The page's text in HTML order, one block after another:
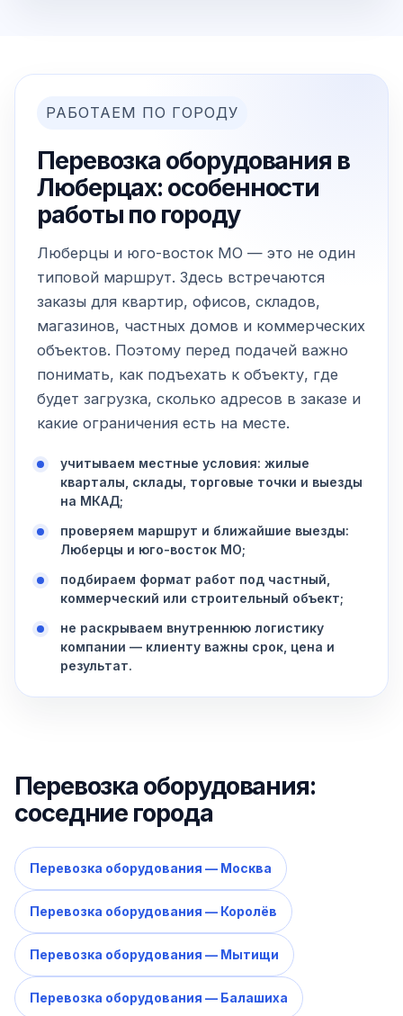
РАБОТАЕМ ПО ГОРОДУ
Перевозка оборудования в
Люберцах: особенности
работы по городу
Люберцы и юго-восток МО — это не один
типовой маршрут. Здесь встречаются
заказы для квартир, офисов, складов,
магазинов, частных домов и коммерческих
объектов. Поэтому перед подачей важно
понимать, как подъехать к объекту, где
будет загрузка, сколько адресов в заказе и
какие ограничения есть на месте.
учитываем местные условия: жилые
кварталы, склады, торговые точки и выезды
на МКАД;
проверяем маршрут и ближайшие выезды:
Люберцы и юго-восток МО;
подбираем формат работ под частный,
коммерческий или строительный объект;
не раскрываем внутреннюю логистику
компании — клиенту важны срок, цена и
результат.
Перевозка оборудования:
соседние города
Перевозка оборудования — Москва
Перевозка оборудования — Королёв
Перевозка оборудования — Мытищи
Перевозка оборудования — Балашиха